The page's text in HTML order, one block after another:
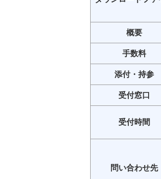
概要
手数料
添付・持参
受付窓口
受付時間
問い合わせ先